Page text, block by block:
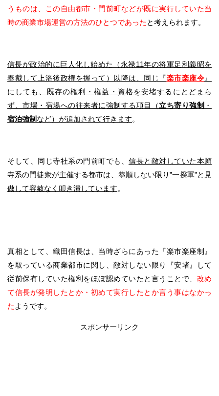
うものは、この自由都市・門前町などが既に実行していた当
時の商業市場運営の方法のひとつであった と考えられます。
信長が政治的に巨人化し始めた（永禄11年の将軍足利義昭を
奉戴して上洛後政権を握って）以降は、同じ『楽市楽座令 』
にしても、既存の権利・権益・資格を安堵するにとどまら
ず、市場・宿場への往来者に強制する項目（立ち寄り強制 ・
宿泊強制 など）が追加されて行きます。
そして、同じ寺社系の門前町でも、 信長と敵対していた本願
寺系の門徒衆が主催する都市は、恭順しない限り”一揆軍”と見
做して容赦なく叩き潰しています。
真相として、織田信長は、当時ざらにあった『楽市楽座制』
を取っている商業都市に関し、敵対しない限り『安堵』して
従前保有していた権利をほぼ認めていたと言うことで、 改め
て信長が発明したとか・初めて実行したとか言う事はなかっ
た ようです。
スポンサーリンク